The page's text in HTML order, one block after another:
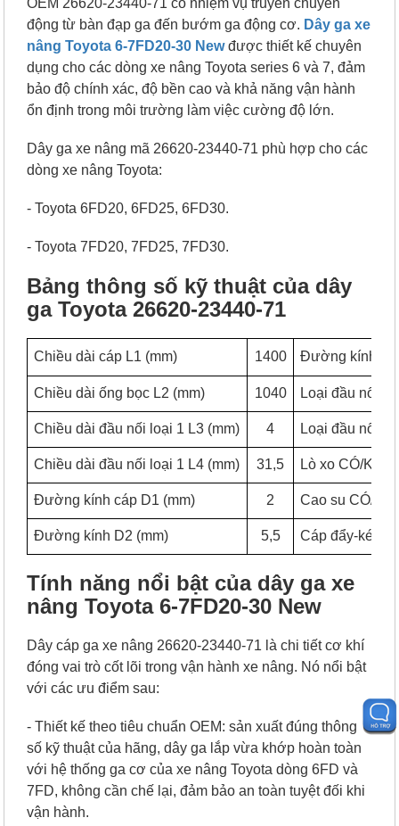
động từ bàn đạp ga đến bướm ga động cơ. Dây ga xe
nâng Toyota 6-7FD20-30 Newđược thiết kế chuyên
dụng cho các dòng xe nâng Toyota series 6 và 7, đảm
bảo độ chính xác, độ bền cao và khả năng vận hành
ổn định trong môi trường làm việc cường độ lớn.
Dây ga xe nâng mã 26620-23440-71 phù hợp cho các
dòng xe nâng Toyota:
- Toyota 6FD20, 6FD25, 6FD30.
- Toyota 7FD20, 7FD25, 7FD30.
Bảng thông số kỹ thuật của dây
ga Toyota 26620-23440-71
Chiều dài cáp L1 (mm) 1400 Đường kính lỗ
Chiều dài ống bọc L2 (mm) 1040 Loại đầu nối
Chiều dài đầu nối loại 1 L3 (mm) 4 Loại đầu nối
Chiều dài đầu nối loại 1 L4 (mm) 31,5 Lò xo CÓ/
Đường kính cáp D1 (mm) 2 Cao su CÓ/
Đường kính D2 (mm) 5,5 Cáp đẩy-kéo
Tính năng nổi bật của dây ga xe
nâng Toyota 6-7FD20-30 New
Dây cáp ga xe nâng 26620-23440-71 là chi tiết cơ khí
đóng vai trò cốt lõi trong vận hành xe nâng. Nó nổi bật
với các ưu điểm sau:
- Thiết kế theo tiêu chuẩn OEM: sản xuất đúng thông
số kỹ thuật của hãng, dây ga lắp vừa khớp hoàn toàn
với hệ thống ga cơ của xe nâng Toyota dòng 6FD và
7FD, không cần chế lại, đảm bảo an toàn tuyệt đối khi
vận hành.